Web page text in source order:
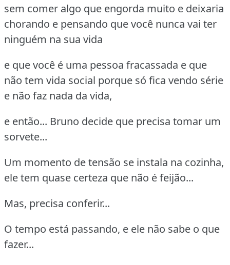
sem comer algo que engorda muito e deixaria
chorando e pensando que você nunca vai ter
ninguém na sua vida
e que você é uma pessoa fracassada e que
não tem vida social porque só fica vendo série
e não faz nada da vida,
e então... Bruno decide que precisa tomar um
sorvete...
Um momento de tensão se instala na cozinha,
ele tem quase certeza que não é feijão...
Mas, precisa conferir...
O tempo está passando, e ele não sabe o que
fazer...